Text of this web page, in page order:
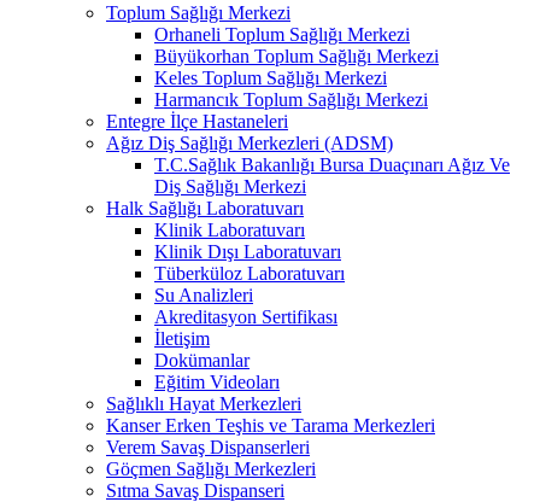
Toplum Sağlığı Merkezi
Orhaneli Toplum Sağlığı Merkezi
Büyükorhan Toplum Sağlığı Merkezi
Keles Toplum Sağlığı Merkezi
Harmancık Toplum Sağlığı Merkezi
Entegre İlçe Hastaneleri
Ağız Diş Sağlığı Merkezleri (ADSM)
T.C.Sağlık Bakanlığı Bursa Duaçınarı Ağız Ve
Diş Sağlığı Merkezi
Halk Sağlığı Laboratuvarı
Klinik Laboratuvarı
Klinik Dışı Laboratuvarı
Tüberküloz Laboratuvarı
Su Analizleri
Akreditasyon Sertifikası
İletişim
Dokümanlar
Eğitim Videoları
Sağlıklı Hayat Merkezleri
Kanser Erken Teşhis ve Tarama Merkezleri
Verem Savaş Dispanserleri
Göçmen Sağlığı Merkezleri
Sıtma Savaş Dispanseri